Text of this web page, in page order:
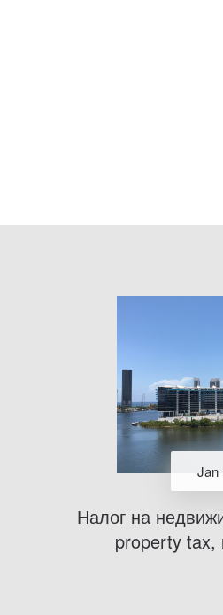
Jan
Налог на
property tax,